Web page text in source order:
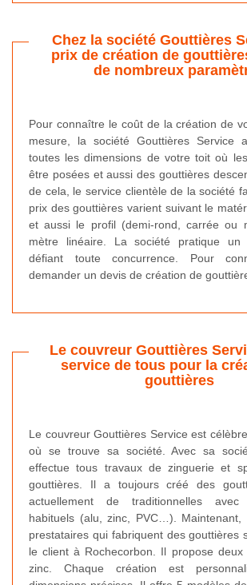
Chez la société Gouttières
prix de création de
de nombreux
Pour connaître le coût de la création de
mesure, la société Gouttières Service
toutes les dimensions de votre toit où
être posées et aussi des gouttières
de cela, le service clientèle de la société
prix des gouttières varient suivant le
et aussi le profil (demi-rond, carrée ou
mètre linéaire. La société pratique
défiant toute concurrence. Pour
demander un devis de création de
Le couvreur Gouttières
service de tous pour la
gouttières
Le couvreur Gouttières Service est
où se trouve sa société. Avec sa
effectue tous travaux de zinguerie et
gouttières. Il a toujours créé des
actuellement de traditionnelles
habituels (alu, zinc, PVC…).
prestataires qui fabriquent des gouttières
le client à Rochecorbon. Il propose deux
zinc. Chaque création est